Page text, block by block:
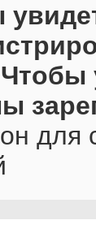
Чтобы
для